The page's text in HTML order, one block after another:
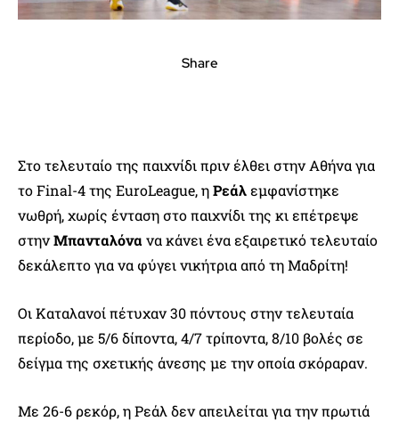
Share
Στο τελευταίο της παιχνίδι πριν έλθει στην Αθήνα για
το Final-4 της EuroLeague, ηΡεάλεμφανίστηκε
νωθρή, χωρίς ένταση στο παιχνίδι της κι επέτρεψε
στηνΜπανταλόνα να κάνει ένα εξαιρετικό τελευταίο
δεκάλεπτο για να φύγει νικήτρια από τη Μαδρίτη!
Οι Καταλανοί πέτυχαν 30 πόντους στην τελευταία
περίοδο, με 5/6 δίποντα, 4/7 τρίποντα, 8/10 βολές σε
δείγμα της σχετικής άνεσης με την οποία σκόραραν.
Με 26-6 ρεκόρ, η Ρεάλ δεν απειλείται για την πρωτιά